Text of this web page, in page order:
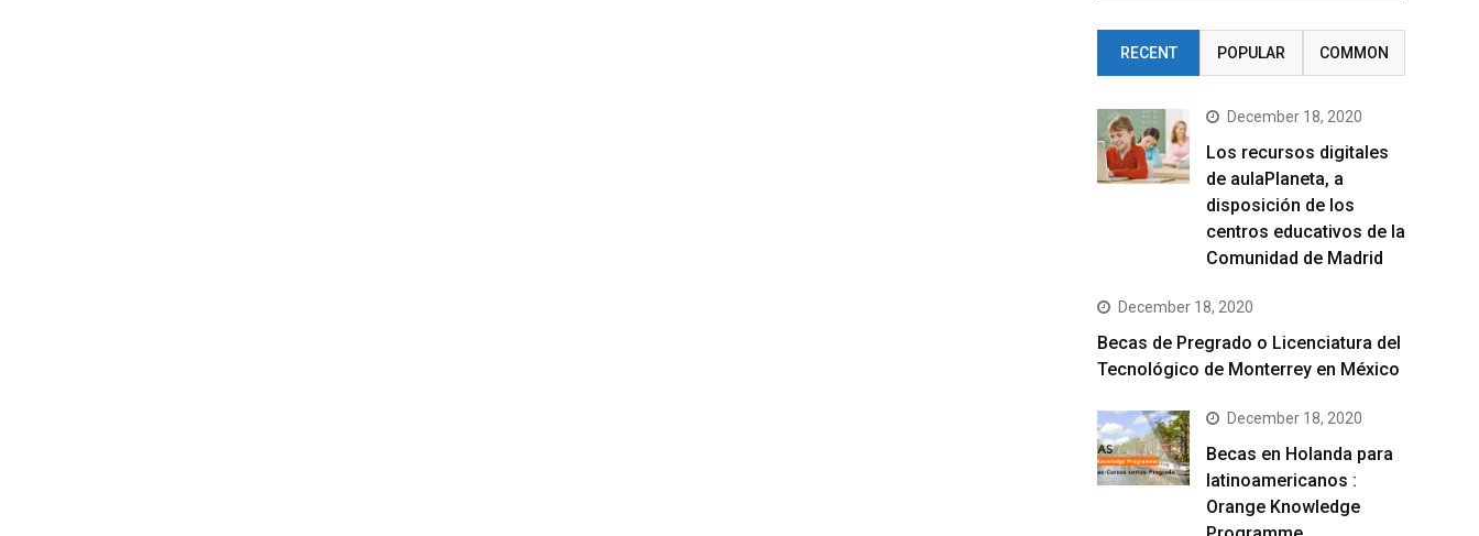
RECENT POPULAR COMMON
December 18, 2020
Los recursos digitales
de aulaPlaneta, a
disposición de los
centros educativos de la
Comunidad de Madrid
December 18, 2020
Becas de Pregrado o Licenciatura del
Tecnológico de Monterrey en México
December 18, 2020
Becas en Holanda para
latinoamericanos :
Orange Knowledge